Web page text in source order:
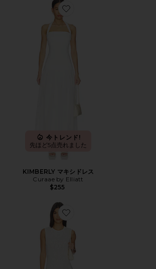
Favorite KIMBERLY マキシドレス
今トレンド!
先ほど5点売れました
KIMBERLY マキシドレス
Curaae by Elliatt
$255
Favorite ASHLEY マキシドレス